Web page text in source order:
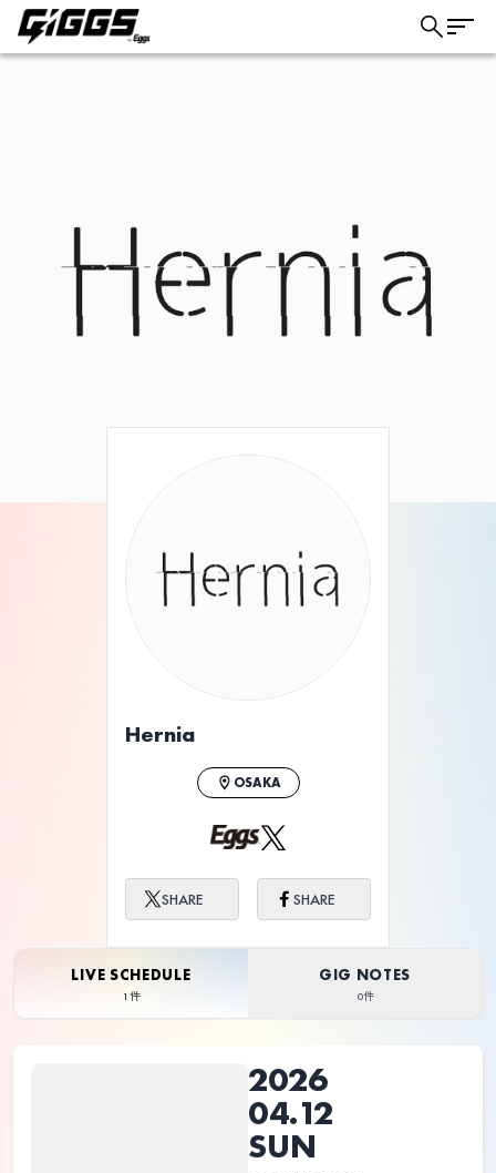
ライブ体験をもっと楽しく、もっと便利
Hernia
OSAKA
SHARE SHARE
LIVE SCHEDULE
1件
GIG NOTES
0件
2026
04.12
SUN